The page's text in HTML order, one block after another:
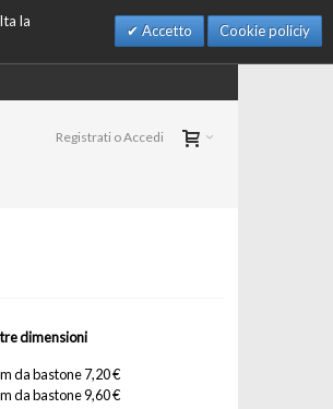
la
Accetto Cookie policiy
Registrati o Accedi
dimensioni
da bastone 7,20 €
da bastone 9,60 €